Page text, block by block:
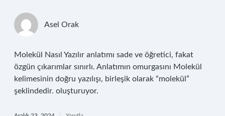
Asel Orak
Molekül Nasıl Yazılır anlatımı sade ve öğretici, fakat
özgün çıkarımlar sınırlı. Anlatımın omurgasını Molekül
kelimesinin doğru yazılışı, birleşik olarak “molekül”
şeklindedir. oluşturuyor.